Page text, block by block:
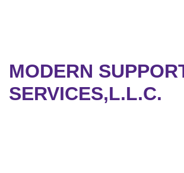
MODERN
SERVICES,L.L.C.